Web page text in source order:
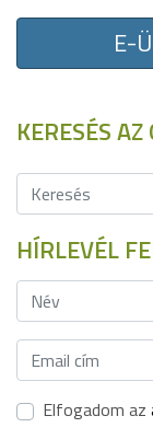
E-
KERESÉS
HÍRLEVÉL
Elfogadom az